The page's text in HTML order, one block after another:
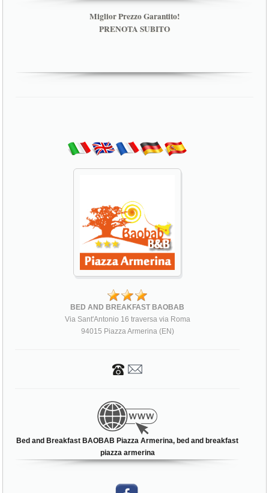
Miglior Prezzo Garantito!
PRENOTA SUBITO
BED AND BREAKFAST BAOBAB
Via Sant'Antonio 16 traversa via Roma
94015 Piazza Armerina (EN)
Bed and Breakfast BAOBAB Piazza Armerina, bed and breakfast
piazza armerina